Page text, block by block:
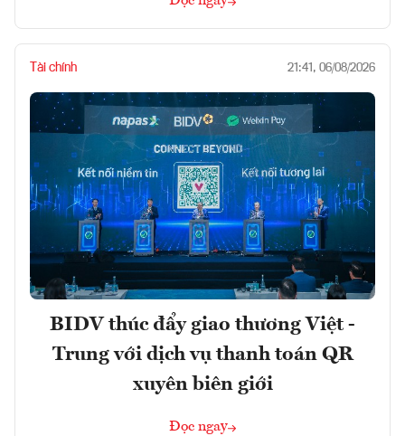
Tài chính 21:41, 06/08/2026
BIDV thúc đẩy giao thương Việt -
Trung với dịch vụ thanh toán QR
xuyên biên giới
Đọc ngay